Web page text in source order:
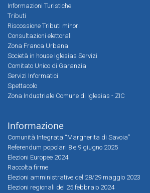
Informazioni Turistiche
Tributi
Riscossione Tributi minori
Consultazioni elettorali
Zona Franca Urbana
Società in house Iglesias Servizi
Comitato Unico di Garanzia
Servizi Informatici
Spettacolo
Zona Industriale Comune di Iglesias - ZIC
Informazione
Comunità Integrata “Margherita di Savoia”
Referendum popolari 8 e 9 giugno 2025
Elezioni Europee 2024
Raccolta firme
Elezioni amministrative del 28/29 maggio 2023
Elezioni regionali del 25 febbraio 2024